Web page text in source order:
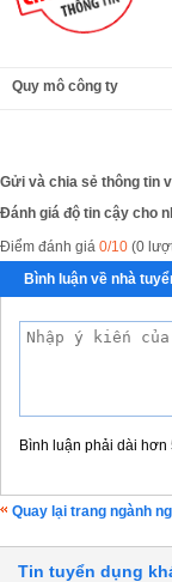
Quy mô công ty
Gửi và chia sẻ thông tin
Đánh giá độ tin cậy cho
Điểm đánh giá 0/10 (0
Bình luận về nhà
Bình luận phải dài hơn
Quay lại trang ngành
Tin tuyển dụng